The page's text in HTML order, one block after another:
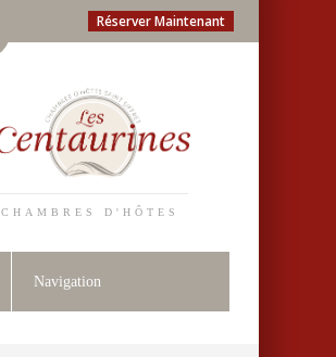
Réserver Maintenant
CHAMBRES D'HÔTES
Navigation